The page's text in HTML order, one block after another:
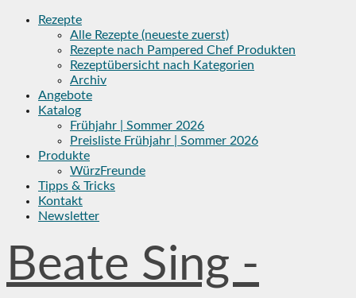
Skip
Rezepte
Alle Rezepte (neueste zuerst)
Rezepte nach Pampered Chef Produkten
Rezeptübersicht nach Kategorien
Archiv
Angebote
Katalog
Frühjahr | Sommer 2026
Preisliste Frühjahr | Sommer 2026
Produkte
WürzFreunde
Tipps & Tricks
Kontakt
Newsletter
Beate Sing -